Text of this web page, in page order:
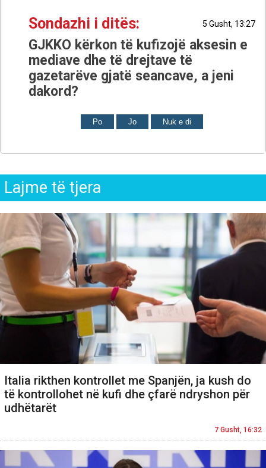
Sondazhi i ditës: 5 Gusht, 13:27
GJKKO kërkon të kufizojë aksesin e
mediave dhe të drejtave të
gazetarëve gjatë seancave, a jeni
dakord?
Po Jo Nuk e di
Lajme të tjera
Italia rikthen kontrollet me Spanjën, ja kush do
të kontrollohet në kufi dhe çfarë ndryshon për
udhëtarët
7 Gusht, 16:32